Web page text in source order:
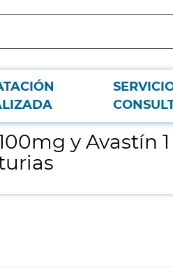
al Hospital Universitario Príncipe de
y